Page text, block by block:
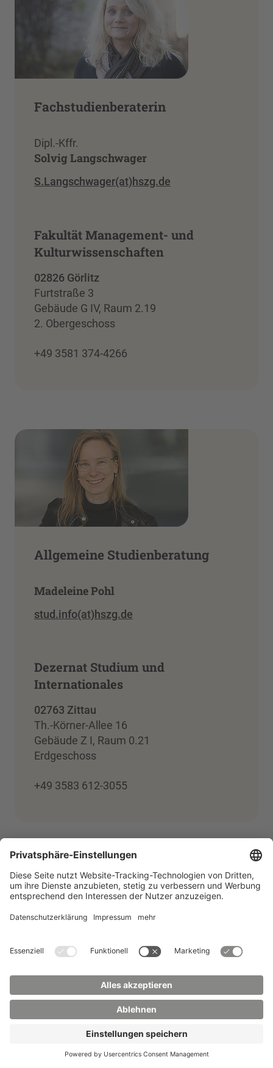
Fachstudienberaterin
Dipl.-Kffr.
Solvig Langschwager
S.Langschwager(at)hszg.de
Fakultät Management- und
Kulturwissenschaften
02826 Görlitz
Furtstraße 3
Gebäude G IV, Raum 2.19
2. Obergeschoss
+49 3581 374-4266
Allgemeine Studienberatung
Madeleine Pohl
stud.info(at)hszg.de
Dezernat Studium und
Internationales
02763 Zittau
Th.-Körner-Allee 16
Gebäude Z I, Raum 0.21
Erdgeschoss
+49 3583 612-3055
WhatsApp
Ab sofort bieten wir unsere
Studienberatung auch per WhatsApp an.
Schreib uns einfach eine Nachricht an:
+49 173 2086748